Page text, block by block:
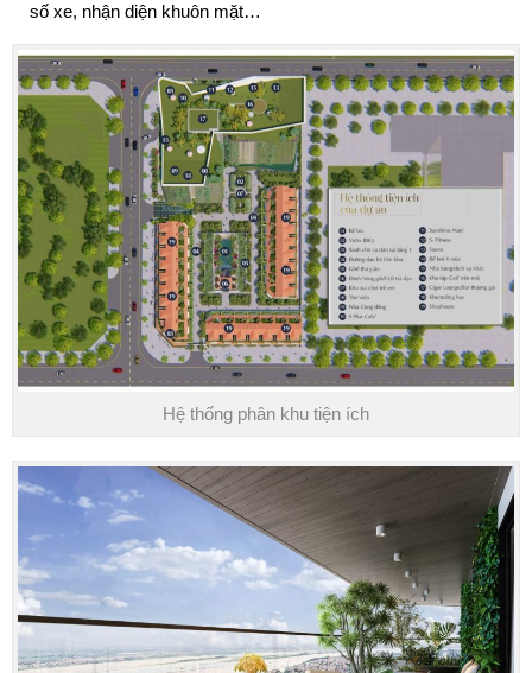
số xe, nhận diện khuôn mặt…
Hệ thống phân khu tiện ích